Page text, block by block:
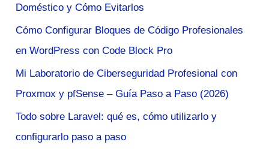
o
r
:
Doméstico y Cómo Evitarlos
Cómo Configurar Bloques de Código Profesionales
en WordPress con Code Block Pro
Mi Laboratorio de Ciberseguridad Profesional con
Proxmox y pfSense – Guía Paso a Paso (2026)
Todo sobre Laravel: qué es, cómo utilizarlo y
configurarlo paso a paso